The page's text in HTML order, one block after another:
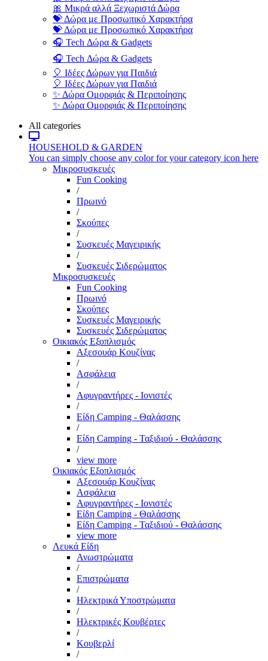
🎀 Μικρά αλλά Ξεχωριστά Δώρα
💝 Δώρα με Προσωπικό Χαρακτήρα
💝 Δώρα με Προσωπικό Χαρακτήρα
🎧 Tech Δώρα & Gadgets
🎧 Tech Δώρα & Gadgets
🎈 Ιδέες Δώρων για Παιδιά
🎈 Ιδέες Δώρων για Παιδιά
✨ Δώρα Ομορφιάς & Περιποίησης
✨ Δώρα Ομορφιάς & Περιποίησης
All categories
HOUSEHOLD & GARDEN
You can simply choose any color for your category icon here
Μικροσυσκευές
Fun Cooking
/
Πρωινό
/
Σκούπες
/
Συσκευές Μαγειρικής
/
Συσκευές Σιδερώματος
Μικροσυσκευές
Fun Cooking
Πρωινό
Σκούπες
Συσκευές Μαγειρικής
Συσκευές Σιδερώματος
Οικιακός Εξοπλισμός
Αξεσουάρ Κουζίνας
/
Ασφάλεια
/
Αφυγραντήρες - Ιονιστές
/
Είδη Camping - Θαλάσσης
/
Είδη Camping - Ταξιδιού - Θαλάσσης
/
view more
Οικιακός Εξοπλισμός
Αξεσουάρ Κουζίνας
Ασφάλεια
Αφυγραντήρες - Ιονιστές
Είδη Camping - Θαλάσσης
Είδη Camping - Ταξιδιού - Θαλάσσης
view more
Λευκά Είδη
Ανωστρώματα
/
Επιστρώματα
/
Ηλεκτρικά Υποστρώματα
/
Ηλεκτρικές Κουβέρτες
/
Κουβερλί
/